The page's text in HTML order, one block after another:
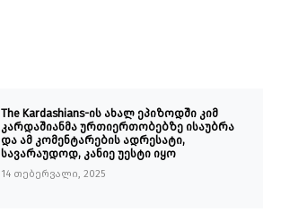
The Kardashians-ის ახალ ეპიზოდში კიმ
კარდაშიანმა ურთიერთობებზე ისაუბრა
და ამ კომენტარების ადრესატი,
სავარაუდოდ, კანიე უესტი იყო
14 თებერვალი, 2025